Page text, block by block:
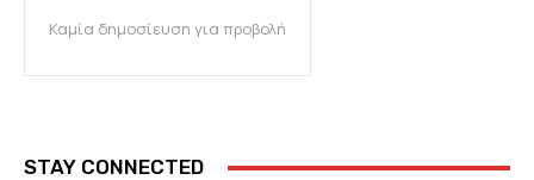
Καμία δημοσίευση για προβολή
STAY CONNECTED